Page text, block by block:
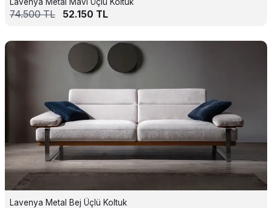
74.500TL 52.150 TL
Lavenya Metal Bej Üçlü Koltuk